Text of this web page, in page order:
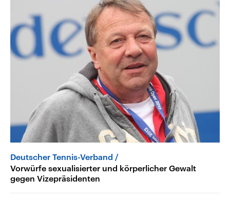
Deutscher Tennis-Verband
Vorwürfe sexualisierter und körperlicher Gewalt
gegen Vizepräsidenten